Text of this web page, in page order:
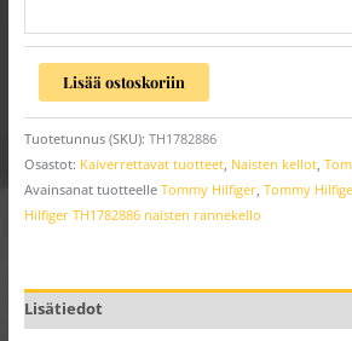
Lisää ostoskoriin
Tuotetunnus (SKU): TH1782886
Osastot: Kaiverrettavat tuotteet, Naisten kellot,
Avainsanat tuotteelle Tommy Hilfiger, Tommy
Hilfiger TH1782886 naisten rannekello
Lisätiedot